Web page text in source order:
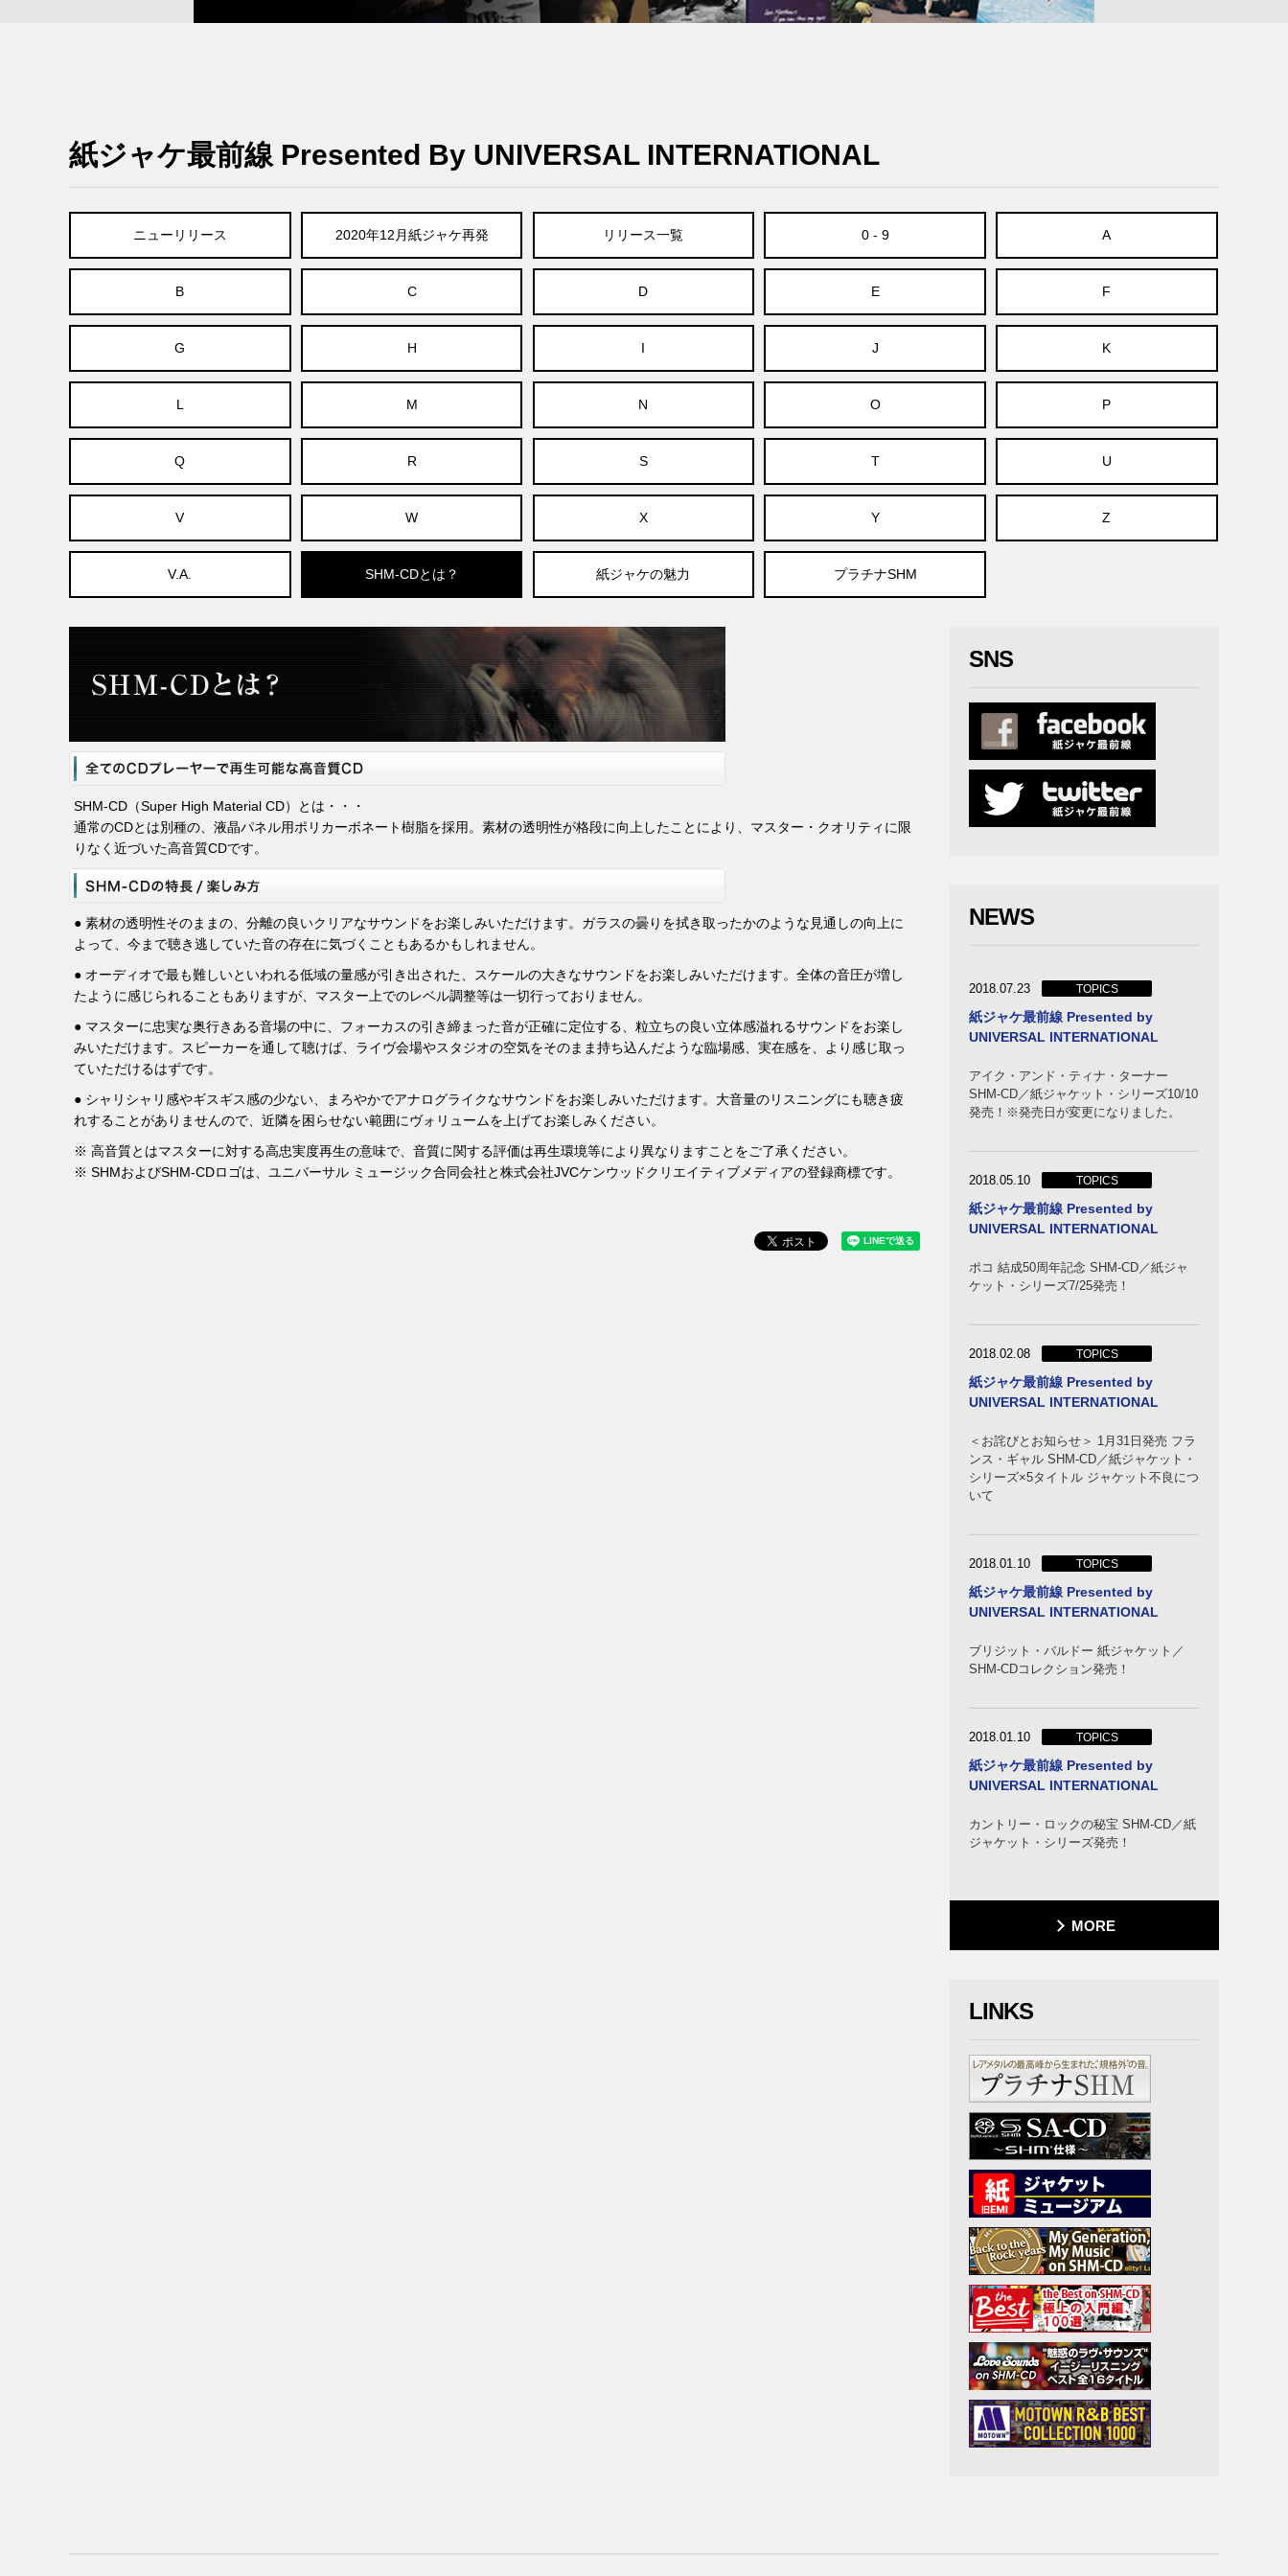
紙ジャケ最前線 Presented By UNIVERSAL INTERNATIONAL
ニューリリース 2020年12月紙ジャケ再発 リリース一覧 0 - 9 A
B C D E F
G H I J K
L M N O P
Q R S T U
V W X Y Z
V.A. SHM-CDとは？ 紙ジャケの魅力 プラチナSHM
SHM-CD（Super High Material CD）とは・・・
通常のCDとは別種の、液晶パネル用ポリカーボネート樹脂を採用。素材の透明性が格段に向上したことにより、マスター・クオリティに限
りなく近づいた高音質CDです。
● 素材の透明性そのままの、分離の良いクリアなサウンドをお楽しみいただけます。ガラスの曇りを拭き取ったかのような見通しの向上に
よって、今まで聴き逃していた音の存在に気づくこともあるかもしれません。
● オーディオで最も難しいといわれる低域の量感が引き出された、スケールの大きなサウンドをお楽しみいただけます。全体の音圧が増し
たように感じられることもありますが、マスター上でのレベル調整等は一切行っておりません。
● マスターに忠実な奥行きある音場の中に、フォーカスの引き締まった音が正確に定位する、粒立ちの良い立体感溢れるサウンドをお楽し
みいただけます。スピーカーを通して聴けば、ライヴ会場やスタジオの空気をそのまま持ち込んだような臨場感、実在感を、より感じ取っ
ていただけるはずです。
● シャリシャリ感やギスギス感の少ない、まろやかでアナログライクなサウンドをお楽しみいただけます。大音量のリスニングにも聴き疲
れすることがありませんので、近隣を困らせない範囲にヴォリュームを上げてお楽しみください。
※ 高音質とはマスターに対する高忠実度再生の意味で、音質に関する評価は再生環境等により異なりますことをご了承ください。
※ SHMおよびSHM-CDロゴは、ユニバーサル ミュージック合同会社と株式会社JVCケンウッドクリエイティブメディアの登録商標です。
SNS
NEWS
2018.07.23 TOPICS
紙ジャケ最前線 Presented by
UNIVERSAL INTERNATIONAL
アイク・アンド・ティナ・ターナー
SHM-CD／紙ジャケット・シリーズ10/10
発売！※発売日が変更になりました。
2018.05.10 TOPICS
紙ジャケ最前線 Presented by
UNIVERSAL INTERNATIONAL
ポコ 結成50周年記念 SHM-CD／紙ジャ
ケット・シリーズ7/25発売！
2018.02.08 TOPICS
紙ジャケ最前線 Presented by
UNIVERSAL INTERNATIONAL
＜お詫びとお知らせ＞ 1月31日発売 フラ
ンス・ギャル SHM-CD／紙ジャケット・
シリーズ×5タイトル ジャケット不良につ
いて
2018.01.10 TOPICS
紙ジャケ最前線 Presented by
UNIVERSAL INTERNATIONAL
ブリジット・バルドー 紙ジャケット／
SHM-CDコレクション発売！
2018.01.10 TOPICS
紙ジャケ最前線 Presented by
UNIVERSAL INTERNATIONAL
カントリー・ロックの秘宝 SHM-CD／紙
ジャケット・シリーズ発売！
MORE
LINKS